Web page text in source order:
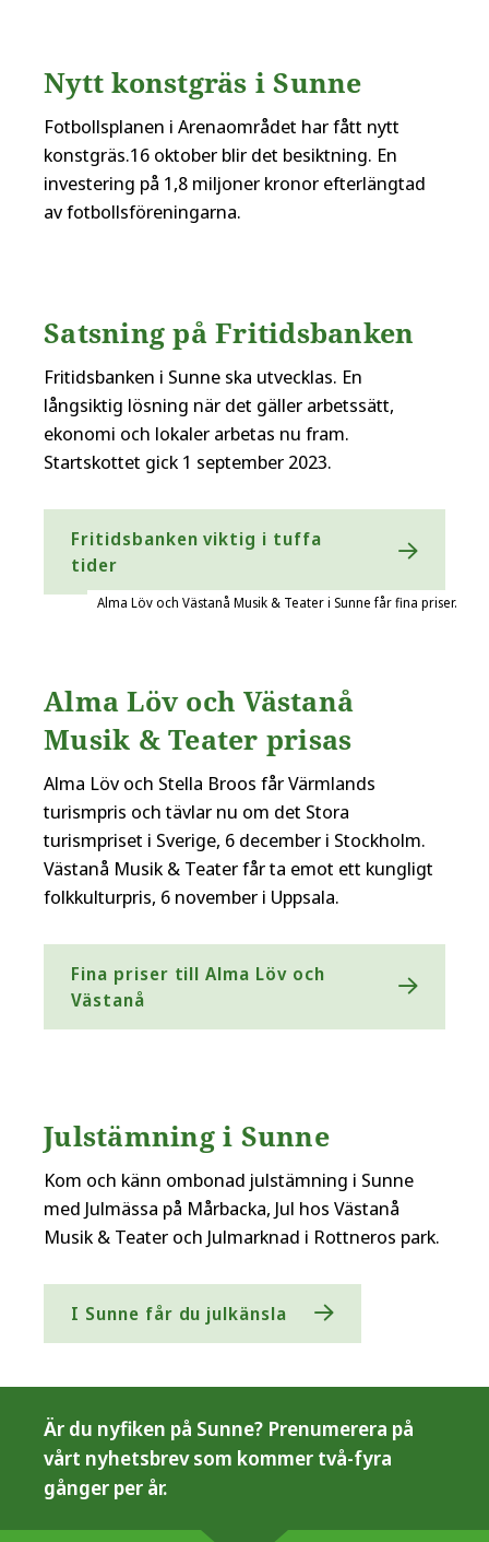
Nytt konstgräs i Sunne
Fotbollsplanen i Arenaområdet har fått nytt
konstgräs.16 oktober blir det besiktning. En
investering på 1,8 miljoner kronor efterlängtad
av fotbollsföreningarna.
Satsning på Fritidsbanken
Fritidsbanken i Sunne ska utvecklas. En
långsiktig lösning när det gäller arbetssätt,
ekonomi och lokaler arbetas nu fram.
Startskottet gick 1 september 2023.
Fritidsbanken viktig i tuffa
tider
Alma Löv och Västanå Musik & Teater i Sunne får fina priser.
Alma Löv och Västanå
Musik & Teater prisas
Alma Löv och Stella Broos får Värmlands
turismpris och tävlar nu om det Stora
turismpriset i Sverige, 6 december i Stockholm.
Västanå Musik & Teater får ta emot ett kungligt
folkkulturpris, 6 november i Uppsala.
Fina priser till Alma Löv och
Västanå
Julstämning i Sunne
Kom och känn ombonad julstämning i Sunne
med Julmässa på Mårbacka, Jul hos Västanå
Musik & Teater och Julmarknad i Rottneros park.
I Sunne får du julkänsla
Är du nyfiken på Sunne? Prenumerera på
vårt nyhetsbrev som kommer två-fyra
gånger per år.